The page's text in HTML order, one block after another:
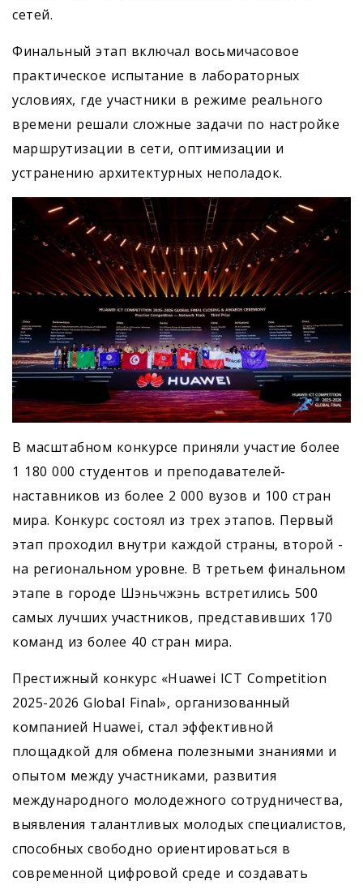
сетей.
Финальный этап включал восьмичасовое
практическое испытание в лабораторных
условиях, где участники в режиме реального
времени решали сложные задачи по настройке
маршрутизации в сети, оптимизации и
устранению архитектурных неполадок.
В масштабном конкурсе приняли участие более
1 180 000 студентов и преподавателей-
наставников из более 2 000 вузов и 100 стран
мира. Конкурс состоял из трех этапов. Первый
этап проходил внутри каждой страны, второй -
на региональном уровне. В третьем финальном
этапе в городе Шэньчжэнь встретились 500
самых лучших участников, представивших 170
команд из более 40 стран мира.
Престижный конкурс «Huawei ICT Competition
2025-2026 Global Final», организованный
компанией Huawei, стал эффективной
площадкой для обмена полезными знаниями и
опытом между участниками, развития
международного молодежного сотрудничества,
выявления талантливых молодых специалистов,
способных свободно ориентироваться в
современной цифровой среде и создавать